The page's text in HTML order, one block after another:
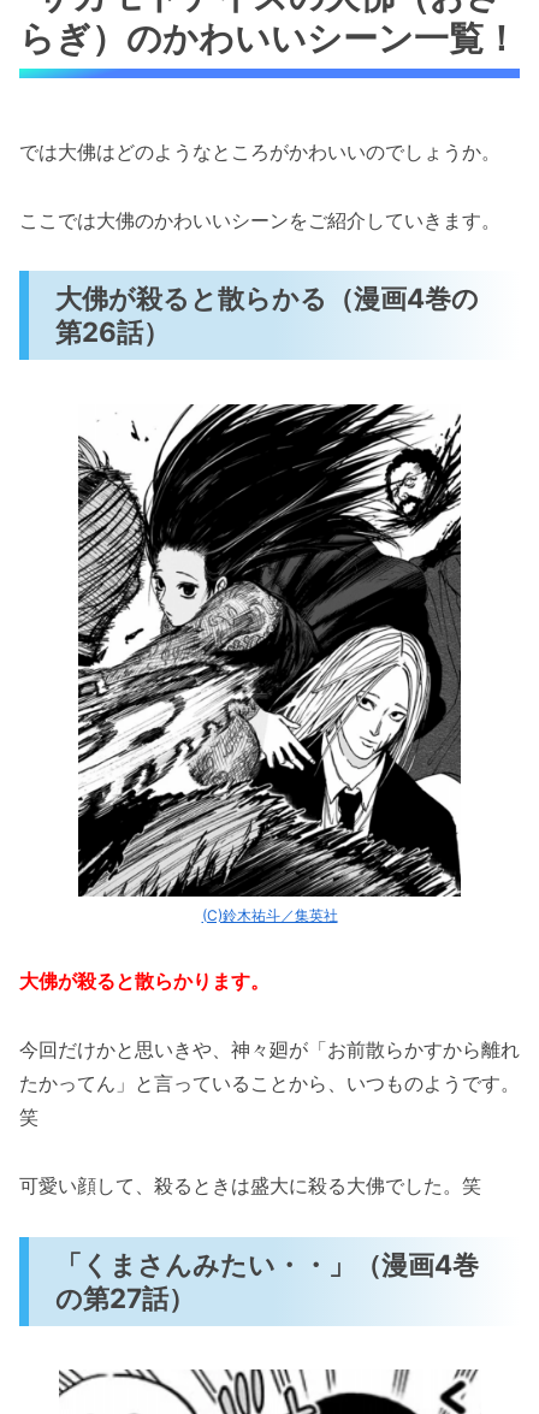
らぎ）のかわいいシーン一覧！
では大佛はどのようなところがかわいいのでしょうか。
ここでは大佛のかわいいシーンをご紹介していきます。
大佛が殺ると散らかる（漫画4巻の
第26話）
(C)鈴木祐斗／集英社
大佛が殺ると散らかります。
今回だけかと思いきや、神々廻が「お前散らかすから離れ
たかってん」と言っていることから、いつものようです。
笑
可愛い顔して、殺るときは盛大に殺る大佛でした。笑
「くまさんみたい・・」（漫画4巻
の第27話）